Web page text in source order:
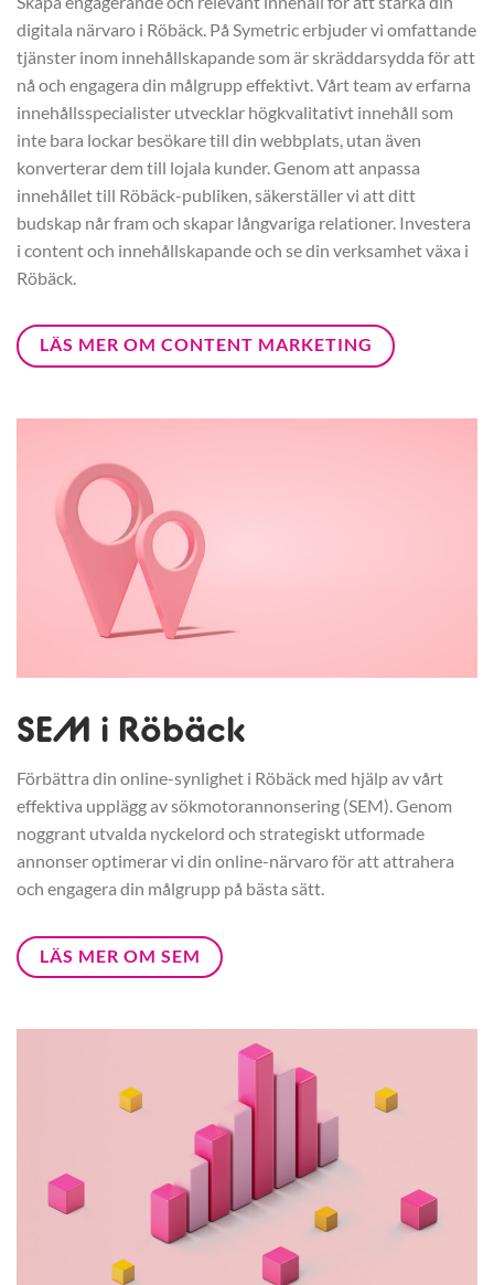
digitala närvaro i Röbäck. På Symetric erbjuder vi omfattande
tjänster inom innehållskapande som är skräddarsydda för att
nå och engagera din målgrupp effektivt. Vårt team av erfarna
innehållsspecialister utvecklar högkvalitativt innehåll som
inte bara lockar besökare till din webbplats, utan även
konverterar dem till lojala kunder. Genom att anpassa
innehållet till Röbäck-publiken, säkerställer vi att ditt
budskap når fram och skapar långvariga relationer. Investera
i content och innehållskapande och se din verksamhet växa i
Röbäck.
LÄS MER OM CONTENT MARKETING
SEM i Röbäck
Förbättra din online-synlighet i Röbäck med hjälp av vårt
effektiva upplägg av sökmotorannonsering (SEM). Genom
noggrant utvalda nyckelord och strategiskt utformade
annonser optimerar vi din online-närvaro för att attrahera
och engagera din målgrupp på bästa sätt.
LÄS MER OM SEM